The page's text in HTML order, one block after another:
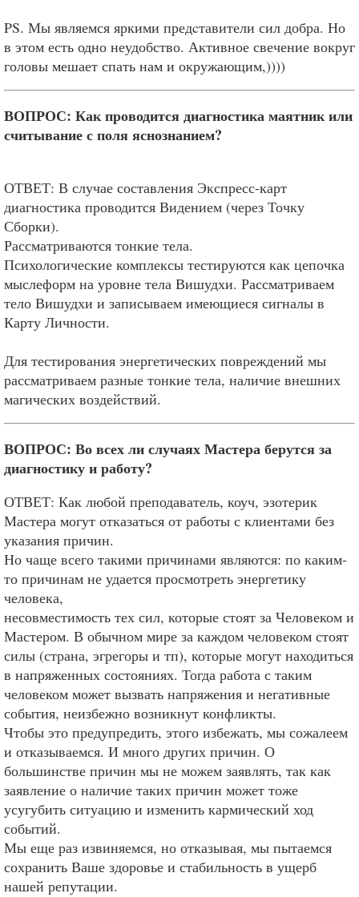
PS. Мы являемся яркими предcтавители сил добра. Но
в этом есть одно неудобство. Активное свечение вокруг
головы мешает спать нам и окружающим,))))
ВОПРОС: Как проводится диагностика маятник или
считывание с поля яснознанием?
ОТВЕТ: В случае составления Экспресс-карт
диагностика проводится Видением (через Точку
Сборки).
Рассматриваются тонкие тела.
Психологические комплексы тестируются как цепочка
мыслеформ на уровне тела Вишудхи. Рассматриваем
тело Вишудхи и записываем имеющиеся сигналы в
Карту Личности.
Для тестирования энергетических повреждений мы
рассматриваем разные тонкие тела, наличие внешних
магических воздействий.
ВОПРОС: Во всех ли случаях Мастера берутся за
диагностику и работу?
ОТВЕТ: Как любой преподаватель, коуч, эзотерик
Мастера могут отказаться от работы с клиентами без
указания причин.
Но чаще всего такими причинами являются: по каким-
то причинам не удается просмотреть энергетику
человека,
несовместимость тех сил, которые стоят за Человеком и
Мастером. В обычном мире за каждом человеком стоят
силы (страна, эгрегоры и тп), которые могут находиться
в напряженных состояниях. Тогда работа с таким
человеком может вызвать напряжения и негативные
события, неизбежно возникнут конфликты.
Чтобы это предупредить, этого избежать, мы сожалеем
и отказываемся. И много других причин. О
большинстве причин мы не можем заявлять, так как
заявление о наличие таких причин может тоже
усугубить ситуацию и изменить кармический ход
событий.
Мы еще раз извиняемся, но отказывая, мы пытаемся
сохранить Ваше здоровье и стабильность в ущерб
нашей репутации.